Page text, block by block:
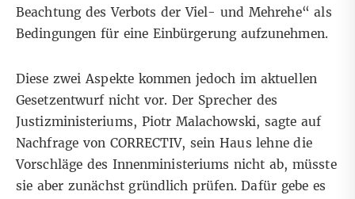
Beachtung des Verbots der Viel- und Mehrehe“ als
Bedingungen für eine Einbürgerung aufzunehmen.
Diese zwei Aspekte kommen jedoch im aktuellen
Gesetzentwurf nicht vor. Der Sprecher des
Justizministeriums, Piotr Malachowski, sagte auf
Nachfrage von CORRECTIV, sein Haus lehne die
Vorschläge des Innenministeriums nicht ab, müsste
sie aber zunächst gründlich prüfen. Dafür gebe es